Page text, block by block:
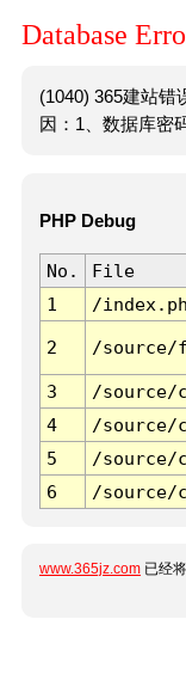
Database
(1040) 365建站错
因：1、数据库密
PHP Debug
No. File
1
/
2 /source/
3 /source/
4
/source/
5
/source/
6
/source/
www.365jz.com 已经